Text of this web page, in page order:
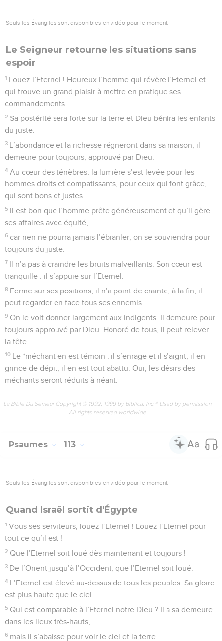
Seuls les Évangiles sont disponibles en vidéo pour le moment.
Le Seigneur retourne les situations sans
espoir
1 Louez l’Eternel ! Heureux l’homme qui révère l’Eternel et
qui trouve un grand plaisir à mettre en pratique ses
commandements.
2 Sa postérité sera forte sur la terre et Dieu bénira les enfants
du juste.
3 L’abondance et la richesse régneront dans sa maison, il
demeure pour toujours, approuvé par Dieu.
4 Au cœur des ténèbres, la lumière s’est levée pour les
hommes droits et compatissants, pour ceux qui font grâce,
qui sont bons et justes.
5 Il est bon que l’homme prête généreusement et qu’il gère
ses affaires avec équité,
6 car rien ne pourra jamais l’ébranler, on se souviendra pour
toujours du juste.
7 Il n’a pas à craindre les bruits malveillants. Son cœur est
tranquille : il s’appuie sur l’Eternel.
8 Ferme sur ses positions, il n’a point de crainte, à la fin, il
peut regarder en face tous ses ennemis.
9 On le voit donner largement aux indigents. Il demeure pour
toujours approuvé par Dieu. Honoré de tous, il peut relever
la tête.
10 Le *méchant en est témoin : il s’enrage et il s’aigrit, il en
grince de dépit, il en est tout abattu. Oui, les désirs des
méchants seront réduits à néant.
La Bible Du Semeur Copyright © 1992, 1999 by Biblica, Inc.® Used by permission.
All rights reserved worldwide.
Psaumes 113
Seuls les Évangiles sont disponibles en vidéo pour le moment.
Quand Israël sortit d'Égypte
1 Vous ses serviteurs, louez l’Eternel ! Louez l’Eternel pour
tout ce qu’il est !
2 Que l’Eternel soit loué dès maintenant et toujours !
3 De l’Orient jusqu’à l’Occident, que l’Eternel soit loué.
4 L’Eternel est élevé au-dessus de tous les peuples. Sa gloire
est plus haute que le ciel.
5 Qui est comparable à l’Eternel notre Dieu ? Il a sa demeure
dans les lieux très-hauts,
6 mais il s’abaisse pour voir le ciel et la terre.